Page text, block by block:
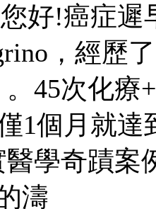
好!癌症
，經歷
。45次化
1個月就
學奇蹟案
濤